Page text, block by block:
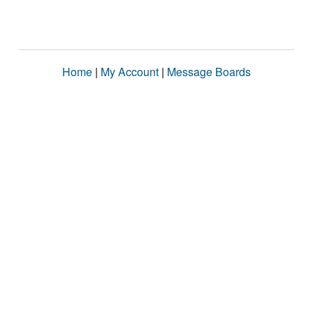
Home | My Account | Message Boards